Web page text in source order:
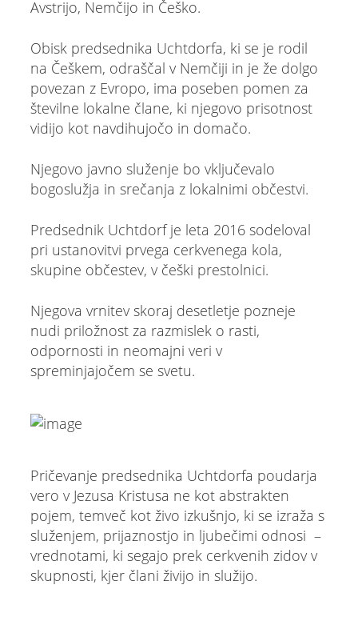
Avstrijo, Nemčijo in Češko.
Obisk predsednika Uchtdorfa, ki se je rodil
na Češkem, odraščal v Nemčiji in je že dolgo
povezan z Evropo, ima poseben pomen za
številne lokalne člane, ki njegovo prisotnost
vidijo kot navdihujočo in domačo.
Njegovo javno služenje bo vključevalo
bogoslužja in srečanja z lokalnimi občestvi.
Predsednik Uchtdorf je leta 2016 sodeloval
pri ustanovitvi prvega cerkvenega kola,
skupine občestev, v češki prestolnici.
Njegova vrnitev skoraj desetletje pozneje
nudi priložnost za razmislek o rasti,
odpornosti in neomajni veri v
spreminjajočem se svetu.
Pričevanje predsednika Uchtdorfa poudarja
vero v Jezusa Kristusa ne kot abstrakten
pojem, temveč kot živo izkušnjo, ki se izraža s
služenjem, prijaznostjo in ljubečimi odnosi –
vrednotami, ki segajo prek cerkvenih zidov v
skupnosti, kjer člani živijo in služijo.